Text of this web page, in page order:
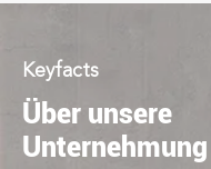
Keyfacts
Über unsere
Unternehmung